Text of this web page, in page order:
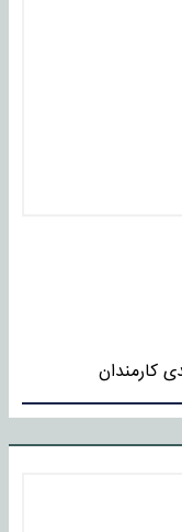
کارمندان